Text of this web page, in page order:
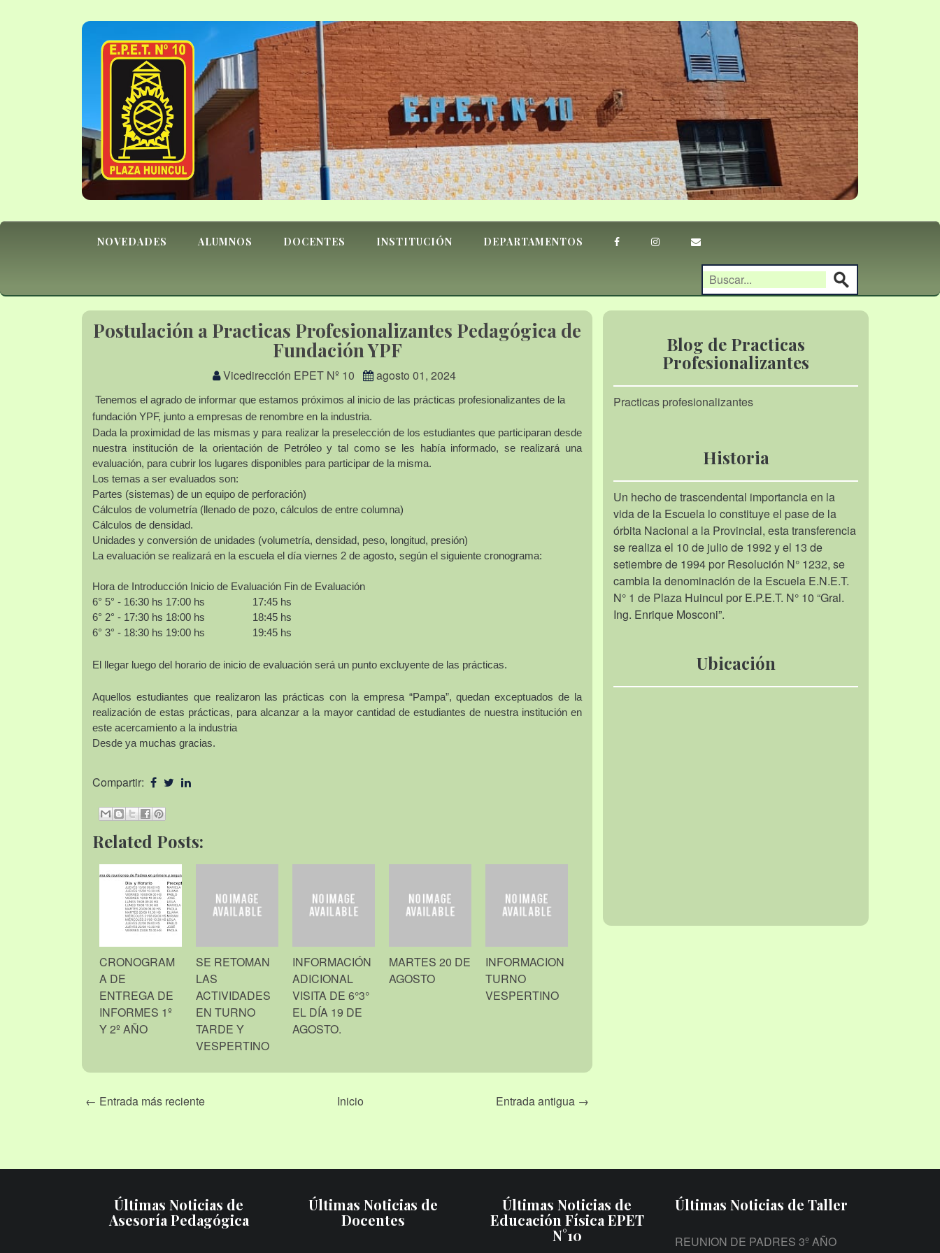
NOVEDADES ALUMNOS DOCENTES INSTITUCIÓN DEPARTAMENTOS
Postulación a Practicas Profesionalizantes Pedagógica de
Fundación YPF
Vicedirección EPET Nº 10 agosto 01, 2024
Tenemos el agrado de informar que estamos próximos al inicio de las prácticas profesionalizantes de la
fundación YPF, junto a empresas de renombre en la industria.
Dada la proximidad de las mismas y para realizar la preselección de los estudiantes que participaran desde
nuestra institución de la orientación de Petróleo y tal como se les había informado, se realizará una
evaluación, para cubrir los lugares disponibles para participar de la misma.
Los temas a ser evaluados son:
Partes (sistemas) de un equipo de perforación)
Cálculos de volumetría (llenado de pozo, cálculos de entre columna)
Cálculos de densidad.
Unidades y conversión de unidades (volumetría, densidad, peso, longitud, presión)
La evaluación se realizará en la escuela el día viernes 2 de agosto, según el siguiente cronograma:
Hora de Introducción Inicio de Evaluación Fin de Evaluación
6° 5° - 16:30 hs 17:00 hs
17:45 hs
6° 2° - 17:30 hs 18:00 hs
18:45 hs
6° 3° - 18:30 hs 19:00 hs 19:45 hs
El llegar luego del horario de inicio de evaluación será un punto excluyente de las prácticas.
Aquellos estudiantes que realizaron las prácticas con la empresa “Pampa”, quedan exceptuados de la
realización de estas prácticas, para alcanzar a la mayor cantidad de estudiantes de nuestra institución en
este acercamiento a la industria
Desde ya muchas gracias.
Compartir:
Related Posts:
CRONOGRAM
A DE
ENTREGA DE
INFORMES 1º
Y 2º AÑO
SE RETOMAN
LAS
ACTIVIDADES
EN TURNO
TARDE Y
VESPERTINO
INFORMACIÓN
ADICIONAL
VISITA DE 6°3°
EL DÍA 19 DE
AGOSTO.
MARTES 20 DE
AGOSTO
INFORMACION
TURNO
VESPERTINO
← Entrada más reciente Entrada antigua →
Inicio
Blog de Practicas
Profesionalizantes
Practicas profesionalizantes
Historia
Un hecho de trascendental importancia en la
vida de la Escuela lo constituye el pase de la
órbita Nacional a la Provincial, esta transferencia
se realiza el 10 de julio de 1992 y el 13 de
setiembre de 1994 por Resolución N° 1232, se
cambia la denominación de la Escuela E.N.E.T.
N° 1 de Plaza Huincul por E.P.E.T. N° 10 “Gral.
Ing. Enrique Mosconi”.
Ubicación
Últimas Noticias de
Asesoría Pedagógica
Últimas Noticias de
Docentes
Últimas Noticias de
Educación Física EPET
N°10
Últimas Noticias de Taller
REUNION DE PADRES 3º AÑO